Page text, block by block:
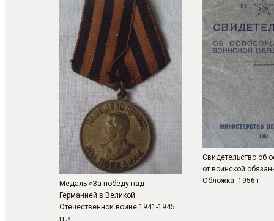
Медаль «За победу над
Германией в Великой
Отечественной войне 1941-1945
гг.»
Свидетельство об
от воинской
Обложка. 1956 г.